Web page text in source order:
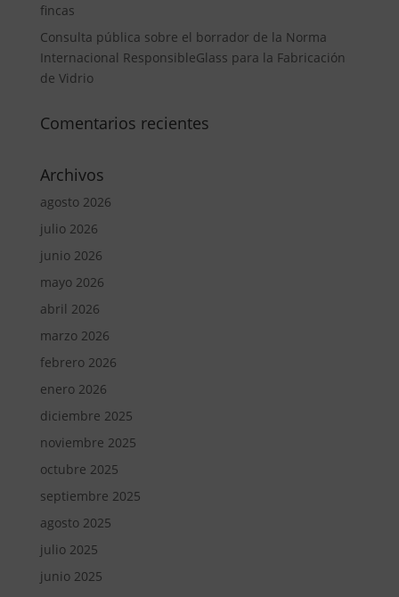
fincas
Consulta pública sobre el borrador de la Norma
Internacional ResponsibleGlass para la Fabricación
de Vidrio
Comentarios recientes
Archivos
agosto 2026
julio 2026
junio 2026
mayo 2026
abril 2026
marzo 2026
febrero 2026
enero 2026
diciembre 2025
noviembre 2025
octubre 2025
septiembre 2025
agosto 2025
julio 2025
junio 2025